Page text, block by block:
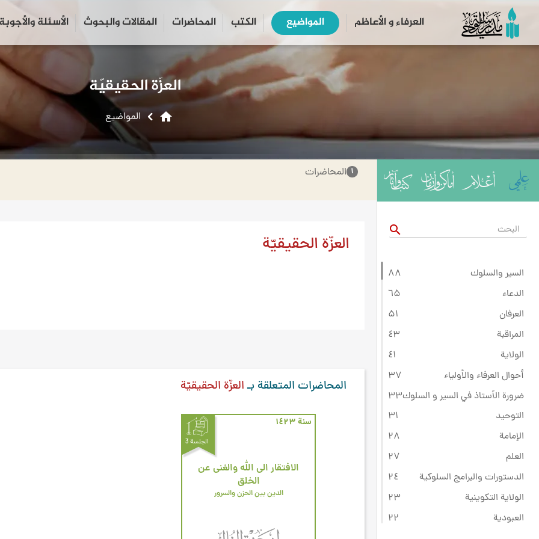
العرفاء و الأعاظم المواضیع الكتب المحاضرات المقالات والبحوث الأسئلة والأجوبة search
close
العزّة الحقيقيّة
home المواضیع
search
السير والسلوك
۸۸
الدعاء
٦۵
العرفان
۵۱
المراقبة
٤۳
الولاية
٤۱
أحوال العرفاء والأولياء
۳۷
ضرورة الأستاذ في السير و السلوك۳۳
التوحيد
۳۱
الإمامة
۲۸
العلم
۲۷
الدستورات والبرامج السلوكية
۲٤
الولاية التكوينية
۲۳
العبودية
۲۲
۱ المحاضرات
العزّة الحقيقيّة
المحاضرات المتعلقة بـالعزّة الحقيقيّة
سنة ۱٤۲۳
الجلسة 3
الافتقار الى الله والغنى عن
الخلق
الدين بين الحزن والسرور